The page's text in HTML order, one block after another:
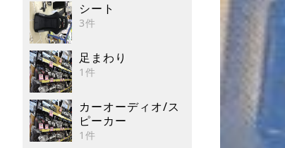
シート
3件
足まわり
1件
カーオーディオ/ス
ピーカー
1件